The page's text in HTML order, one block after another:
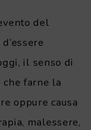
del
il senso di
farne la
oppure causa
malessere,